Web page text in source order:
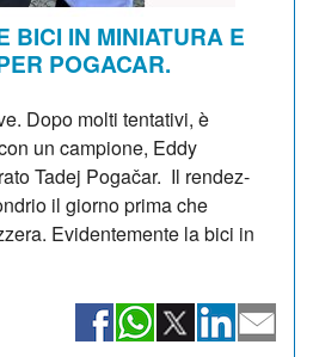
BICI IN MINIATURA E
POGACAR.
Dopo molti tentativi, è
un campione, Eddy
Tadej Pogačar. Il rendez-
il giorno prima che
Evidentemente la bici in